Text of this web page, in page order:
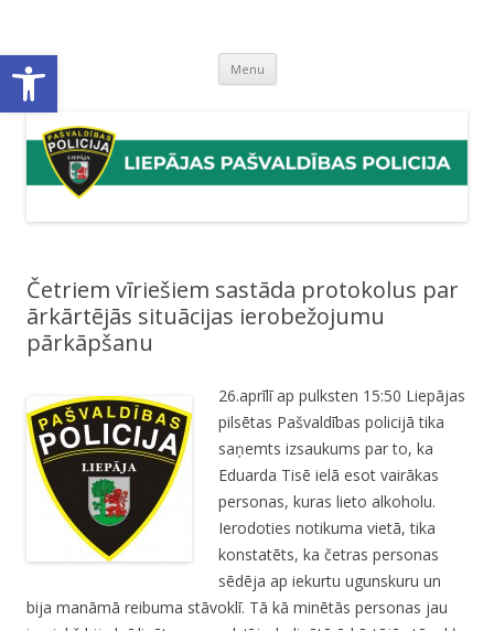
Open toolbar Menu Skip
content
Četriem vīriešiem sastāda protokolus par
ārkārtējās situācijas ierobežojumu
pārkāpšanu
26.aprīlī ap pulksten 15:50 Liepājas
pilsētas Pašvaldības policijā tika
saņemts izsaukums par to, ka
Eduarda Tisē ielā esot vairākas
personas, kuras lieto alkoholu.
Ierodoties notikuma vietā, tika
konstatēts, ka četras personas
sēdēja ap iekurtu ugunskuru un
bija manāmā reibuma stāvoklī. Tā kā minētās personas jau